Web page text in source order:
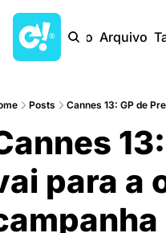
Início Arquivo
Posts Cannes 13: GP de
para a